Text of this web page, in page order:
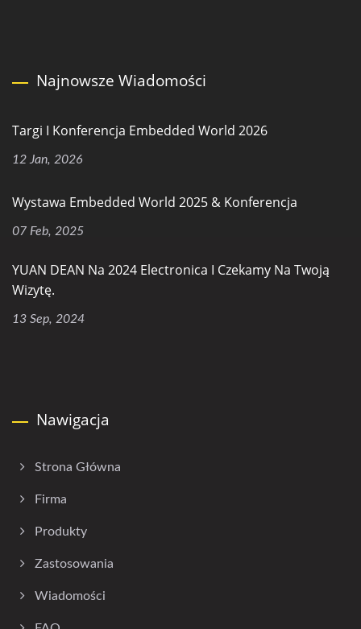
Najnowsze Wiadomości
Targi I Konferencja Embedded World 2026
12 Jan, 2026
Wystawa Embedded World 2025 & Konferencja
07 Feb, 2025
YUAN DEAN Na 2024 Electronica I Czekamy Na Twoją
Wizytę.
13 Sep, 2024
Nawigacja
Strona Główna
Firma
Produkty
Zastosowania
Wiadomości